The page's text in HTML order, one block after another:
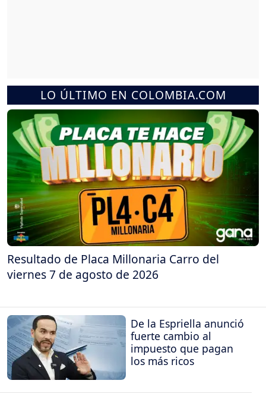
LO ÚLTIMO EN COLOMBIA.COM
Resultado de Placa Millonaria Carro del
viernes 7 de agosto de 2026
De la Espriella anunció
fuerte cambio al
impuesto que pagan
los más ricos